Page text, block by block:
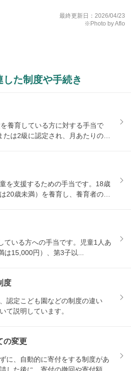
最終更新日： 2026/04/23
※Photo by Aflo
た制度や手続き
養育している方に対する手当で
は2級に認定され、月あたりの支
を支援するための手当です。18歳
20歳未満）を養育し、養育者の所
ている方への手当です。児童1人あ
は15,000円）、第3子以...
度
認定こども園などの制度の違い
て説明しています。
の変更
に、自動的に寄付をする制度があ